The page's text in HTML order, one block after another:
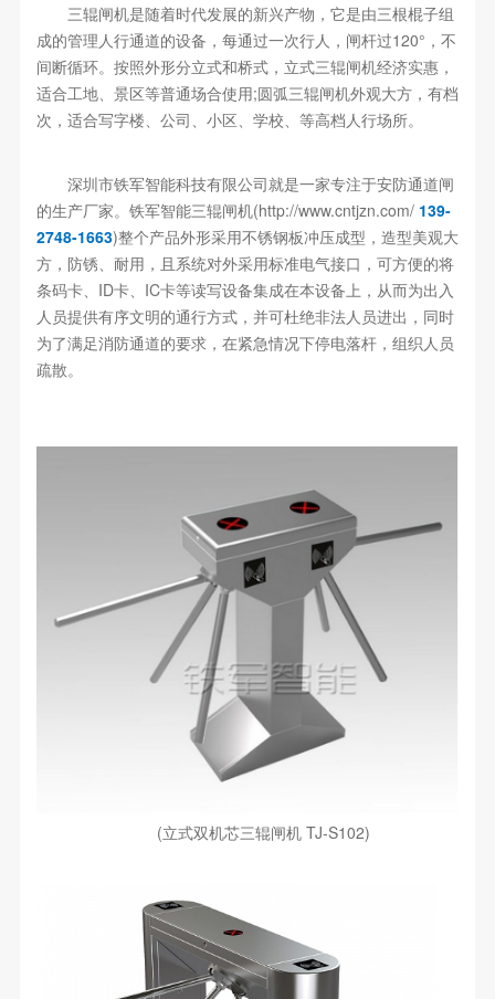
三辊闸机是随着时代发展的新兴产物，它是由三根棍子组
成的管理人行通道的设备，每通过一次行人，闸杆过120°，不
间断循环。按照外形分立式和桥式，立式三辊闸机经济实惠，
适合工地、景区等普通场合使用;圆弧三辊闸机外观大方，有档
次，适合写字楼、公司、小区、学校、等高档人行场所。
深圳市铁军智能科技有限公司就是一家专注于安防通道闸
的生产厂家。铁军智能三辊闸机(http://www.cntjzn.com/ 139-
2748-1663)整个产品外形采用不锈钢板冲压成型，造型美观大
方，防锈、耐用，且系统对外采用标准电气接口，可方便的将
条码卡、ID卡、IC卡等读写设备集成在本设备上，从而为出入
人员提供有序文明的通行方式，并可杜绝非法人员进出，同时
为了满足消防通道的要求，在紧急情况下停电落杆，组织人员
疏散。
(立式双机芯三辊闸机 TJ-S102)